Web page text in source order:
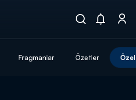
Fragmanlar Özetler